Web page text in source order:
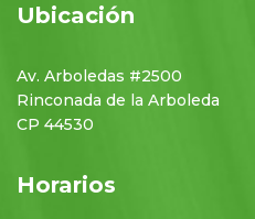
Ubicación
Av. Arboledas #2500
Rinconada de la Arboleda
CP 44530
Horarios